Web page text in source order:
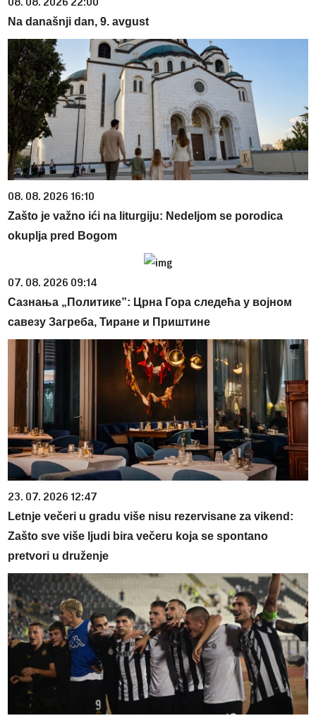
Na današnji dan, 9. avgust
08. 08. 2026 16:10
Zašto je važno ići na liturgiju: Nedeljom se porodica
okuplja pred Bogom
07. 08. 2026 09:14
Сазнања „Политике”: Црна Гора следећа у војном
савезу Загреба, Тиране и Приштине
23. 07. 2026 12:47
Letnje večeri u gradu više nisu rezervisane za vikend:
Zašto sve više ljudi bira večeru koja se spontano
pretvori u druženje